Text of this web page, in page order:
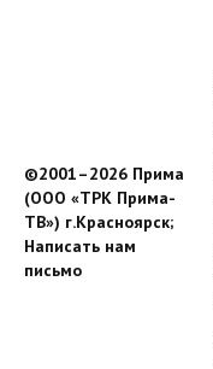
©2001–2026 Прима
(ООО «ТРК Прима-
ТВ») г.Красноярск;
Написать нам
письмо